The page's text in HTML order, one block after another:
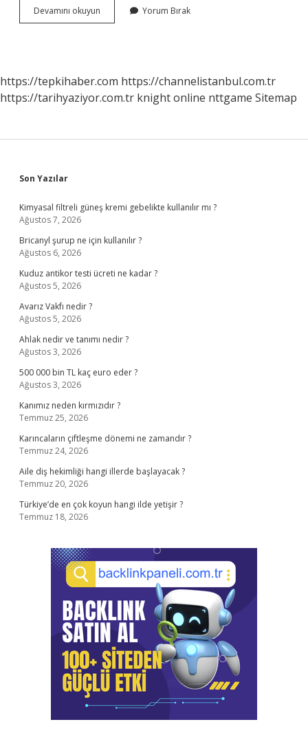
Devamını okuyun Paslanmaz
Boru
Yorum Bırak
https://tepkihaber.com https://channelistanbul.com.tr
https://tarihyaziyor.com.tr knight online nttgame Sitemap
Sidebar
Son Yazılar
Kimyasal filtreli güneş kremi gebelikte kullanılır mı ?
Ağustos 7, 2026
Bricanyl şurup ne için kullanılır ?
Ağustos 6, 2026
Kuduz antikor testi ücreti ne kadar ?
Ağustos 5, 2026
Avarız Vakfı nedir ?
Ağustos 5, 2026
Ahlak nedir ve tanımı nedir ?
Ağustos 3, 2026
500 000 bin TL kaç euro eder ?
Ağustos 3, 2026
Kanımız neden kırmızıdır ?
Temmuz 25, 2026
Karıncaların çiftleşme dönemi ne zamandır ?
Temmuz 24, 2026
Aile diş hekimliği hangi illerde başlayacak ?
Temmuz 20, 2026
Türkiye’de en çok koyun hangi ilde yetişir ?
Temmuz 18, 2026